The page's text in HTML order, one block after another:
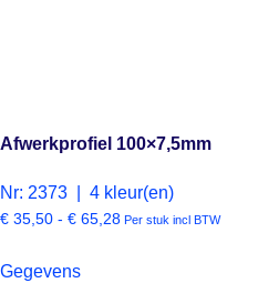
Afwerkprofiel 100×7,5mm
Nr: 2373 | 4 kleur(en)
€ 35,50 - € 65,28 Per stuk incl BTW
Gegevens